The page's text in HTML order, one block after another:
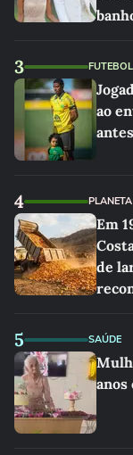
3 FUTEBOL
ao
4 PLANETA
Em
de
5 SAÚDE
anos